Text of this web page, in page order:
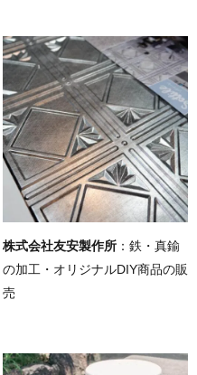
株式会社友安製作所：鉄・真鍮
の加工・オリジナルDIY商品の販
売